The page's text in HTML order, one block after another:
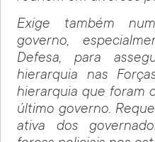
Exige também
governo,
Defesa, para
hierarquia nas
hierarquia que foram
último governo.
ativa dos